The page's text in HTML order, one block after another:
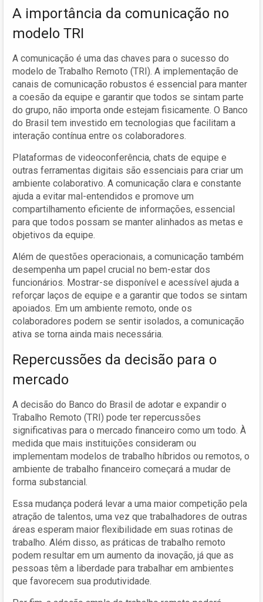
A importância da comunicação no
modelo TRI
A comunicação é uma das chaves para o sucesso do
modelo de Trabalho Remoto (TRI). A implementação de
canais de comunicação robustos é essencial para manter
a coesão da equipe e garantir que todos se sintam parte
do grupo, não importa onde estejam fisicamente. O Banco
do Brasil tem investido em tecnologias que facilitam a
interação contínua entre os colaboradores.
Plataformas de videoconferência, chats de equipe e
outras ferramentas digitais são essenciais para criar um
ambiente colaborativo. A comunicação clara e constante
ajuda a evitar mal-entendidos e promove um
compartilhamento eficiente de informações, essencial
para que todos possam se manter alinhados as metas e
objetivos da equipe.
Além de questões operacionais, a comunicação também
desempenha um papel crucial no bem-estar dos
funcionários. Mostrar-se disponível e acessível ajuda a
reforçar laços de equipe e a garantir que todos se sintam
apoiados. Em um ambiente remoto, onde os
colaboradores podem se sentir isolados, a comunicação
ativa se torna ainda mais necessária.
Repercussões da decisão para o
mercado
A decisão do Banco do Brasil de adotar e expandir o
Trabalho Remoto (TRI) pode ter repercussões
significativas para o mercado financeiro como um todo. À
medida que mais instituições consideram ou
implementam modelos de trabalho híbridos ou remotos, o
ambiente de trabalho financeiro começará a mudar de
forma substancial.
Essa mudança poderá levar a uma maior competição pela
atração de talentos, uma vez que trabalhadores de outras
áreas esperam maior flexibilidade em suas rotinas de
trabalho. Além disso, as práticas de trabalho remoto
podem resultar em um aumento da inovação, já que as
pessoas têm a liberdade para trabalhar em ambientes
que favorecem sua produtividade.